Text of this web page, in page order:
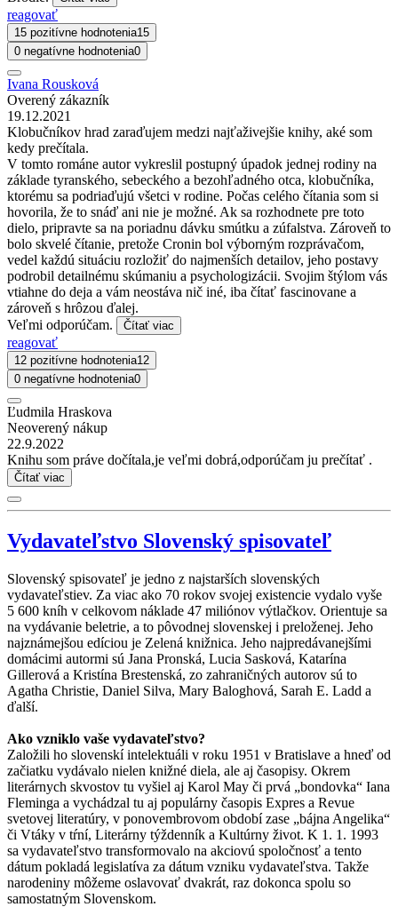
reagovať
15 pozitívne hodnotenia15
0 negatívne hodnotenia0
Ivana Rousková
Overený zákazník
19.12.2021
Klobučníkov hrad zaraďujem medzi najťaživejšie knihy, aké som
kedy prečítala.
V tomto románe autor vykreslil postupný úpadok jednej rodiny na
základe tyranského, sebeckého a bezohľadného otca, klobučníka,
ktorému sa podriaďujú všetci v rodine. Počas celého čítania som si
hovorila, že to snáď ani nie je možné. Ak sa rozhodnete pre toto
dielo, pripravte sa na poriadnu dávku smútku a zúfalstva. Zároveň to
bolo skvelé čítanie, pretože Cronin bol výborným rozprávačom,
vedel každú situáciu rozložiť do najmenších detailov, jeho postavy
podrobil detailnému skúmaniu a psychologizácii. Svojim štýlom vás
vtiahne do deja a vám neostáva nič iné, iba čítať fascinovane a
zároveň s hrôzou ďalej.
Veľmi odporúčam.
Čítať viac
reagovať
12 pozitívne hodnotenia12
0 negatívne hodnotenia0
Ľudmila Hraskova
Neoverený nákup
22.9.2022
Knihu som práve dočítala,je veľmi dobrá,odporúčam ju prečítať .
Čítať viac
Vydavateľstvo Slovenský spisovateľ
Slovenský spisovateľ je jedno z najstarších slovenských
vydavateľstiev. Za viac ako 70 rokov svojej existencie vydalo vyše
5 600 kníh v celkovom náklade 47 miliónov výtlačkov. Orientuje sa
na vydávanie beletrie, a to pôvodnej slovenskej i preloženej. Jeho
najznámejšou edíciou je Zelená knižnica. Jeho najpredávanejšími
domácimi autormi sú Jana Pronská, Lucia Sasková, Katarína
Gillerová a Kristína Brestenská, zo zahraničných autorov sú to
Agatha Christie, Daniel Silva, Mary Baloghová, Sarah E. Ladd a
ďalší.
Ako vzniklo vaše vydavateľstvo?
Založili ho slovenskí intelektuáli v roku 1951 v Bratislave a hneď od
začiatku vydávalo nielen knižné diela, ale aj časopisy. Okrem
literárnych skvostov tu vyšiel aj Karol May či prvá „bondovka“ Iana
Fleminga a vychádzal tu aj populárny časopis Expres a Revue
svetovej literatúry, v ponovembrovom období zase „bájna Angelika“
či Vtáky v tŕní, Literárny týždenník a Kultúrny život. K 1. 1. 1993
sa vydavateľstvo transformovalo na akciovú spoločnosť a tento
dátum pokladá legislatíva za dátum vzniku vydavateľstva. Takže
narodeniny môžeme oslavovať dvakrát, raz dokonca spolu so
samostatným Slovenskom.